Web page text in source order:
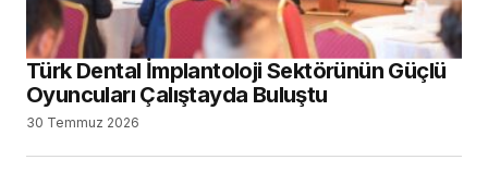
Türk Dental İmplantoloji Sektörünün Güçlü
Oyuncuları Çalıştayda Buluştu
30 Temmuz 2026